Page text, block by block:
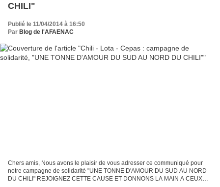
CHILI"
Publié le 11/04/2014 à 16:50
Par Blog de l'AFAENAC
Chers amis, Nous avons le plaisir de vous adresser ce communiqué pour
notre campagne de solidarité "UNE TONNE D'AMOUR DU SUD AU NORD
DU CHILI" REJOIGNEZ CETTE CAUSE ET DONNONS LA MAIN A CEUX